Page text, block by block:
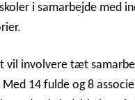
i samarbejde med
vil involvere tæt
Med 14 fulde og 8